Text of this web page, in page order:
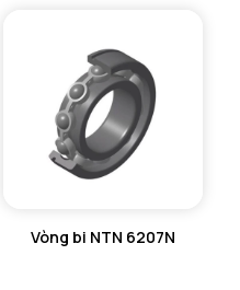
Vòng bi NTN 6207N